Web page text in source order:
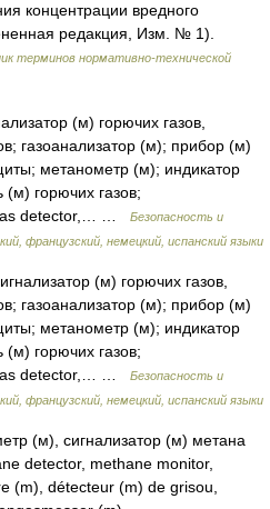
концентрации вредного
редакция, Изм. № 1).
терминов нормативно-технической
(м) горючих газов,
газоанализатор (м); прибор (м)
метанометр (м); индикатор
(м) горючих газов;
detector,… …
Безопасность и
французский, немецкий, испанский языки
(м) горючих газов,
газоанализатор (м); прибор (м)
метанометр (м); индикатор
(м) горючих газов;
detector,… …
Безопасность и
французский, немецкий, испанский языки
(м), сигнализатор (м) метана
detector, methane monitor,
(m), détecteur (m) de grisou,